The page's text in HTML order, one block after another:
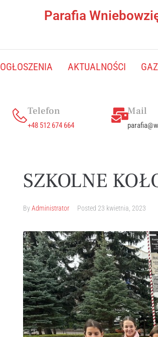
Parafia
OGŁOSZENIA AKTUALNOŚCI
Telefon
+48 512 674 664
Mail
SZKOLNE
ByAdministrator Posted 23 kwietnia, 2023